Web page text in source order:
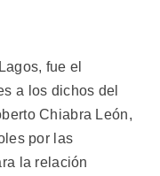
fue el
a los dichos del
Chiabra León,
por las
la relación